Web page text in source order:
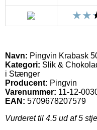
Navn: Pingvin Krabask
Kategori: Slik &
i Stænger
Producent: Pingvin
Varenummer: 11-12-
EAN: 5709678207579
Vurderet til 4.5 ud af 5